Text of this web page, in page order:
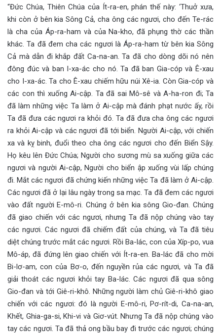
“Đức Chúa, Thiên Chúa của Ít-ra-en, phán thế này: ‘Thuở xưa,
khi còn ở bên kia Sông Cả, cha ông các ngươi, cho đến Te-rác
là cha của Áp-ra-ham và của Na-kho, đã phụng thờ các thần
khác. Ta đã đem cha các ngươi là Áp-ra-ham từ bên kia Sông
Cả mà dẫn đi khắp đất Ca-na-an. Ta đã cho dòng dõi nó nên
đông đúc và ban I-xa-ác cho nó. Ta đã ban Gia-cóp và Ê-xau
cho I-xa-ác. Ta cho Ê-xau chiếm hữu núi Xê-ia. Còn Gia-cóp và
các con thì xuống Ai-cập. Ta đã sai Mô-sê và A-ha-ron đi; Ta
đã làm những việc Ta làm ở Ai-cập mà đánh phạt nước ấy, rồi
Ta đã đưa các ngươi ra khỏi đó. Ta đã đưa cha ông các ngươi
ra khỏi Ai-cập và các ngươi đã tới biển. Người Ai-cập, với chiến
xa và kỵ binh, đuổi theo cha ông các ngươi cho đến Biển Sậy.
Họ kêu lên Đức Chúa; Người cho sương mù sa xuống giữa các
ngươi và người Ai-cập, Người cho biển ập xuống vùi lấp chúng
đi. Mắt các ngươi đã chứng kiến những việc Ta đã làm ở Ai-cập.
Các ngươi đã ở lại lâu ngày trong sa mạc. Ta đã đem các ngươi
vào đất người E-mô-ri. Chúng ở bên kia sông Gio-đan. Chúng
đã giao chiến với các ngươi, nhưng Ta đã nộp chúng vào tay
các ngươi. Các ngươi đã chiếm đất của chúng, và Ta đã tiêu
diệt chúng trước mắt các ngươi. Rồi Ba-lác, con của Xíp-po, vua
Mô-áp, đã đứng lên giao chiến với Ít-ra-en. Ba-lác đã cho mời
Bi-lơ-am, con của Bơ-o, đến nguyền rủa các ngươi, và Ta đã
giải thoát các ngươi khỏi tay Ba-lác. Các ngươi đã qua sông
Gio-đan và tới Giê-ri-khô. Những người làm chủ Giê-ri-khô giao
chiến với các ngươi: đó là người E-mô-ri, Pơ-rít-di, Ca-na-an,
Khết, Ghia-ga-si, Khi-vi và Giơ-vút. Nhưng Ta đã nộp chúng vào
tay các ngươi. Ta đã thả ong bầu bay đi trước các ngươi; chúng